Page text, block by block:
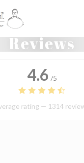
choices
Reviews
4.6 /5
rating — 1314